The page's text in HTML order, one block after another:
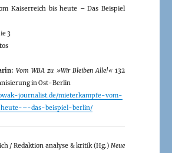
Kaiserreich bis heute – Das Beispiel
3
Vom WBA zu »Wir Bleiben Alle!«132
in Ost-Berlin
journalist.de/mieterkampfe-vom-
–-das-beispiel-berlin/
/ Redaktion analyse & kritik (Hg.) Neue